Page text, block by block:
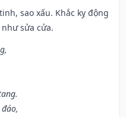
sao xấu. Khắc kỵ động
sửa cửa.